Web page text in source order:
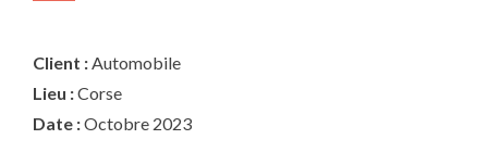
Client :Automobile
Lieu :Corse
Date :Octobre 2023